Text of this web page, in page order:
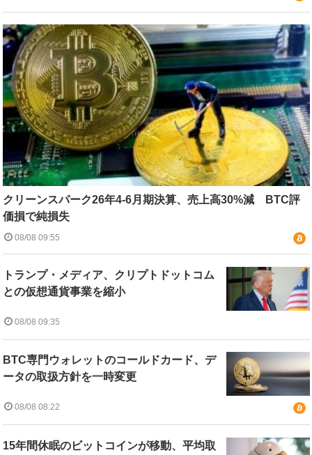
クリーンスパーク26年4-6月期決算、売上高30%減 BTC評
価損で純損失
08/08 09:55
トランプ・メディア、クリプトドットコム
との仮想通貨事業を縮小
08/08 09:35
BTC専門ウォレットのコールドカード、デ
ータの取扱方針を一時変更
08/08 08:22
15年間休眠のビットコインが移動、平均取